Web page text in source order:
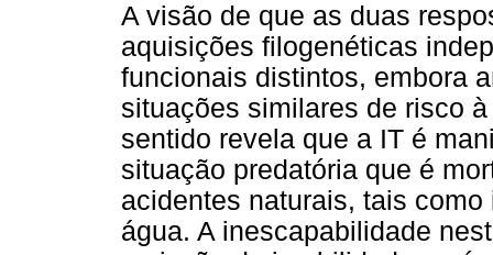
A visão de que as duas
aquisições filogenéticas
funcionais distintos, embora
situações similares de risco
sentido revela que a IT é
situação predatória que é
acidentes naturais, tais
água. A inescapabilidade